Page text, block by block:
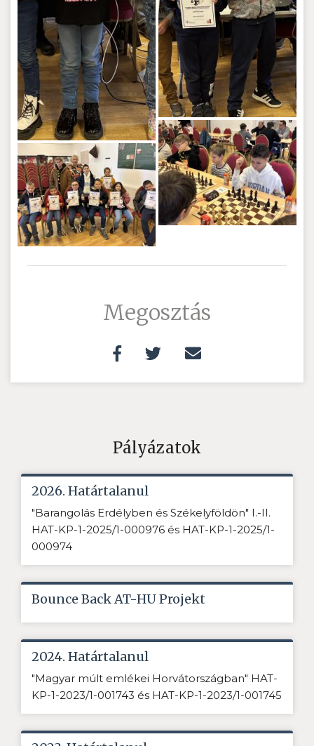
Megosztás
Pályázatok
2026. Határtalanul
"Barangolás Erdélyben és Székelyföldön" I.-II.
HAT-KP-1-2025/1-000976 és HAT-KP-1-2025/1-
000974
Bounce Back AT-HU Projekt
2024. Határtalanul
"Magyar múlt emlékei Horvátországban" HAT-
KP-1-2023/1-001743 és HAT-KP-1-2023/1-001745